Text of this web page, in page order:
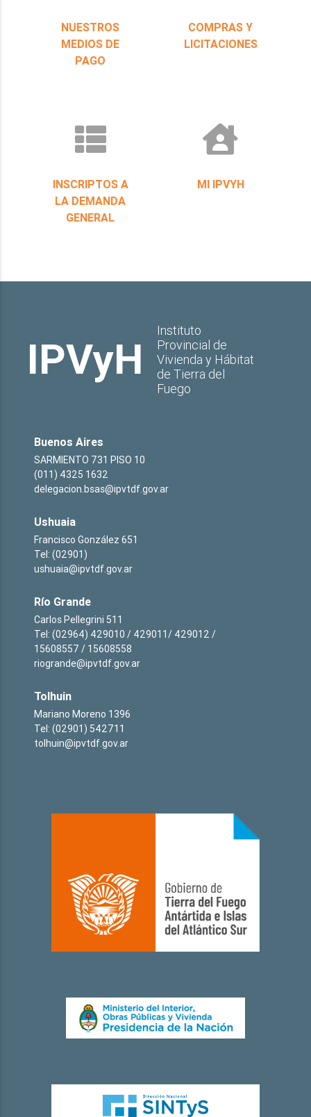
NUESTROS
MEDIOS DE
PAGO
COMPRAS Y
LICITACIONES
INSCRIPTOS A
LA DEMANDA
GENERAL
MI IPVYH
IPVyH
Instituto
Provincial de
Vivienda y Hábitat
de Tierra del
Fuego
Buenos Aires
SARMIENTO 731 PISO 10
(011) 4325 1632
delegacion.bsas@ipvtdf.gov.ar
Ushuaia
Francisco González 651
Tel: (02901)
ushuaia@ipvtdf.gov.ar
Río Grande
Carlos Pellegrini 511
Tel: (02964) 429010 / 429011/ 429012 /
15608557 / 15608558
riogrande@ipvtdf.gov.ar
Tolhuin
Mariano Moreno 1396
Tel: (02901) 542711
tolhuin@ipvtdf.gov.ar